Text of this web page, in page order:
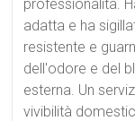
professionalità.
adatta e ha
resistente e
dell'odore e del
esterna. Un
vivibilità